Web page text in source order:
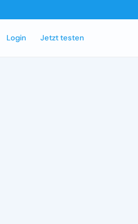
Login Jetzt testen